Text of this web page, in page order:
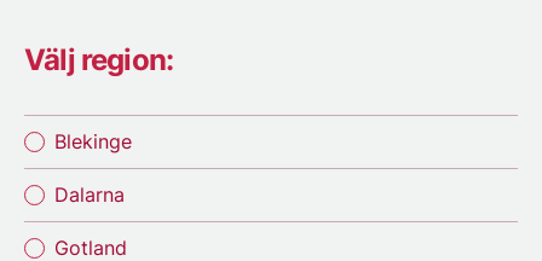
Välj region:
Blekinge
Dalarna
Gotland